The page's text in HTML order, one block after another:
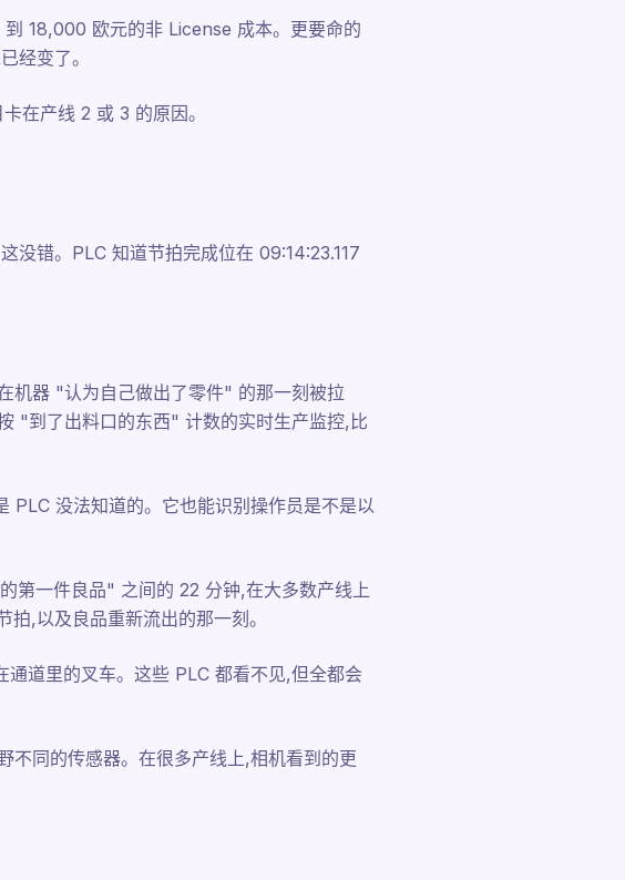
18,000 欧元的非 License 成本。更要命的
经变了。
在产线 2 或 3 的原因。
没错。PLC 知道节拍完成位在 09:14:23.117
机器 "认为自己做出了零件" 的那一刻被拉
"到了出料口的东西" 计数的实时生产监控,比
PLC 没法知道的。它也能识别操作员是不是以
一件良品" 之间的 22 分钟,在大多数产线上
,以及良品重新流出的那一刻。
道里的叉车。这些 PLC 都看不见,但全都会
不同的传感器。在很多产线上,相机看到的更